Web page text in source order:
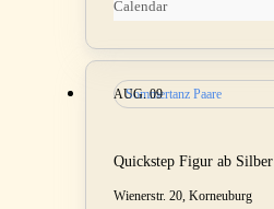
Calendar
Sommertanz Paare
AUG.09
Quickstep Figur ab Silber
Wienerstr. 20, Korneuburg